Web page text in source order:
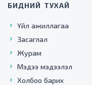
БИДНИЙ ТУХАЙ
Үйл ажиллагаа
Засаглал
Журам
Мэдээ мэдээлэл
Холбоо барих